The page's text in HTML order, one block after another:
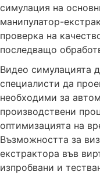
симулация на
манипулатор-
проверка на
последващо
Видео симулацията
специалисти да
необходими за
производствени
оптимизацията на
Възможността за
екстрактора във
изпробвани и